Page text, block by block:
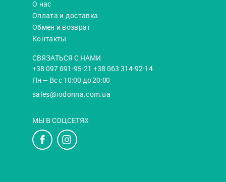
О нас
Оплата и доставка
Обмен и возврат
Контакты
СВЯЗАТЬСЯ С НАМИ
+38 097 691-95-21 +38 063 314-92-14
Пн — Вс с 10:00 до 20:00
sales@iodonna.com.ua
МЫ В СОЦСЕТЯХ